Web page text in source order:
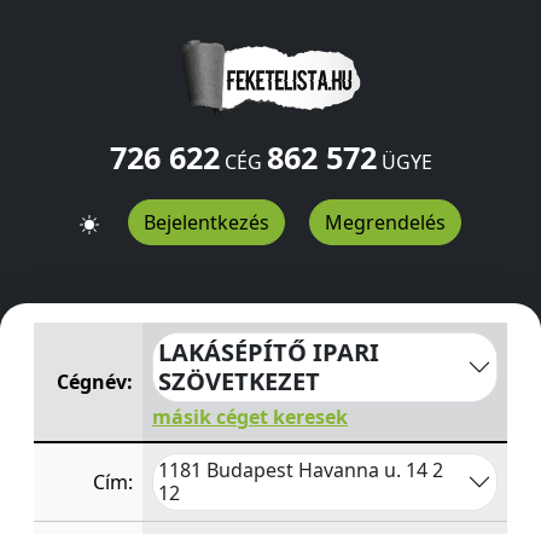
726 622CÉG 862 572ÜGYE
Bejelentkezés Megrendelés
LAKÁSÉPÍTŐ IPARI SZÖVETKEZETHavanna u. 14 2 12
Cégnév:
LAKÁSÉPÍTŐ IPARI
SZÖVETKEZET
másik céget keresek
Cím:
1181 Budapest Havanna u. 14 2
12